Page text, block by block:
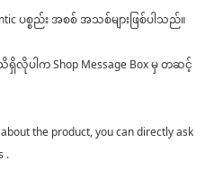
ပစ္စည်း အစစ် အသစ်များဖြစ်ပါသည်။
ပါက Shop Message Box မှ တဆင့်
the product, you can directly ask
.